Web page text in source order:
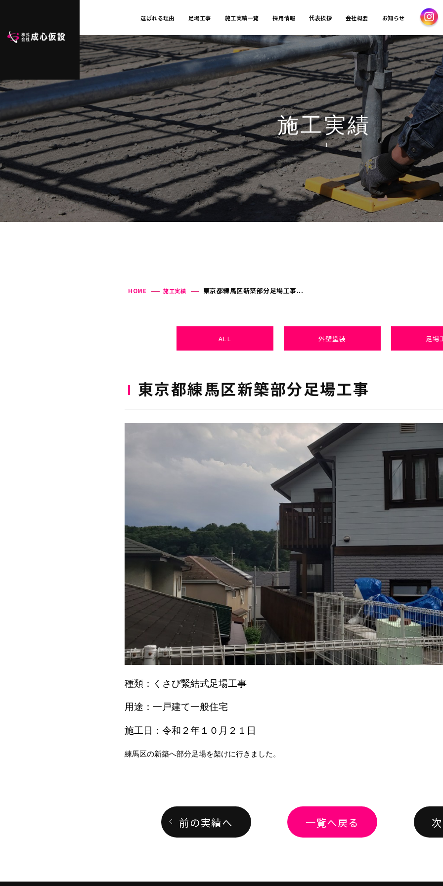
選ばれる理由 足場工事 施工実績一覧 採用情報 代表挨拶 会社概要 お知らせ
施工実績
Ï
HOME 施工実績 東京都練馬区新築部分足場工事...
ALL 外壁塗装 足場
東京都練馬区新築部分足場工事
種類：くさび緊結式足場工事
用途：一戸建て一般住宅
施工日：令和２年１０月２１日
練馬区の新築へ部分足場を架けに行きました。
前の実績へ 一覧へ戻る